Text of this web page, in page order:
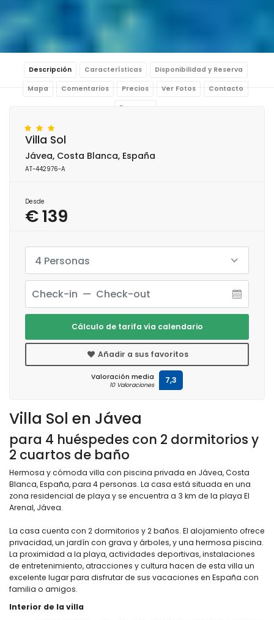
Descripción Características Disponibilidad y Reserva
Mapa Comentarios Precios Ver Fotos Contacto
Reservar
Villa Sol en Jávea
para 4 huéspedes con 2 dormitorios y
2 cuartos de baño
Hermosa y cómoda villa con piscina privada en Jávea, Costa
Blanca, España, para 4 personas. La casa está situada en una
zona residencial de playa y se encuentra a 3 km de la playa El
Arenal, Jávea.
La casa cuenta con 2 dormitorios y 2 baños. El alojamiento ofrece
privacidad, un jardín con grava y árboles, y una hermosa piscina.
La proximidad a la playa, actividades deportivas, instalaciones
de entretenimiento, atracciones y cultura hacen de esta villa un
excelente lugar para disfrutar de sus vacaciones en España con
familia o amigos.
Interior de la villa
Villa Sol
Jávea, Costa Blanca, España
AT-442976-A
Desde
€ 139
4 Personas
Cálculo de tarifa vía calendario
Añadir a sus favoritos
Valoración media
10 Valoraciones 7,3